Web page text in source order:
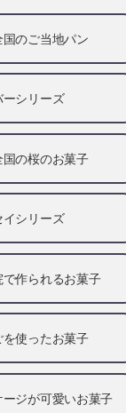
国のご当地パン
シリーズ
国の桜のお菓子
イシリーズ
作られるお菓子
を使ったお菓子
ジが可愛いお菓子